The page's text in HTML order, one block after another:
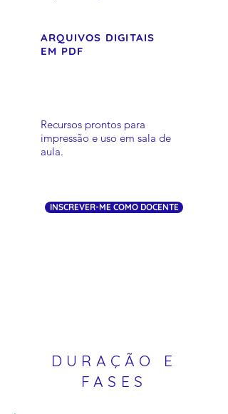
ARQUIVOS DIGITAIS
EM PDF
Recursos prontos para
impressão e uso em sala de
aula.
INSCREVER-ME COMO DOCENTE
DURAÇÃO E
FASES